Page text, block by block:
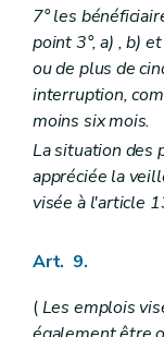
7° les
point 3°,a) ,b)
ou de plus de
interruption,
moins six mois.
La situation des
appréciée la
visée à l'article
Art. 9.
(Les emplois